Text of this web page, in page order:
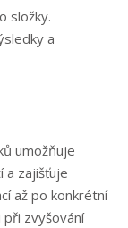
složky.
a
umožňuje
a zajišťuje
až po konkrétní
při zvyšování